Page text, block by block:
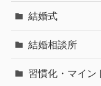
結婚式
結婚相談所
習慣化・マイン